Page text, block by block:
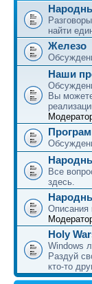
найти
Железо
Наши
Вы
Все
здесь.
Описания
Holy
Windows
Раздуй
кто-то